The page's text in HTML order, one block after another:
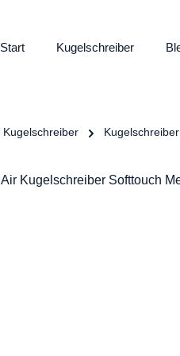
Start Kugelschreiber
Kugelschreiber